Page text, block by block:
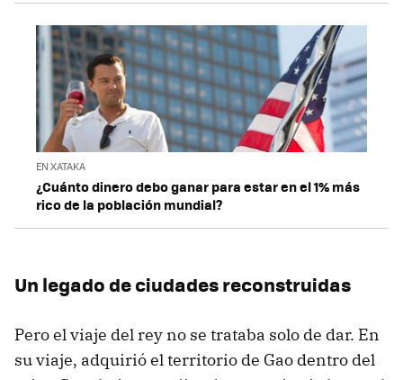
EN XATAKA
¿Cuánto dinero debo ganar para estar en el 1% más
rico de la población mundial?
Un legado de ciudades reconstruidas
Pero el viaje del rey no se trataba solo de dar. En
su viaje, adquirió el territorio de Gao dentro del